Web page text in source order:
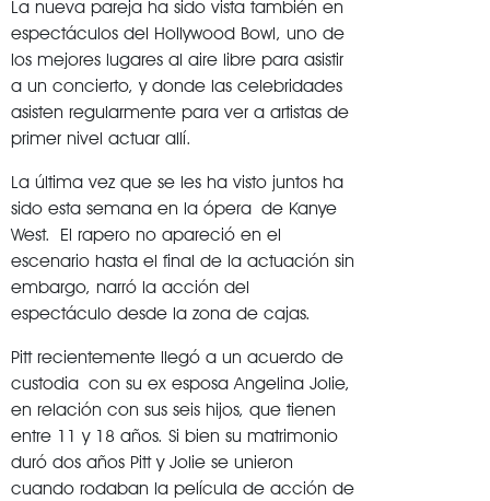
La nueva pareja ha sido vista también en
espectáculos del Hollywood Bowl, uno de
los mejores lugares al aire libre para asistir
a un concierto, y donde las celebridades
asisten regularmente para ver a artistas de
primer nivel actuar allí.
La última vez que se les ha visto juntos ha
sido esta semana en la ópera de Kanye
West. El rapero no apareció en el
escenario hasta el final de la actuación sin
embargo, narró la acción del
espectáculo desde la zona de cajas.
Pitt recientemente llegó a un acuerdo de
custodia con su ex esposa Angelina Jolie,
en relación con sus seis hijos, que tienen
entre 11 y 18 años. Si bien su matrimonio
duró dos años Pitt y Jolie se unieron
cuando rodaban la película de acción de